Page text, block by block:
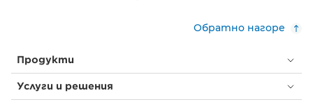
Обратно нагоре
Продукти
Услуги и решения